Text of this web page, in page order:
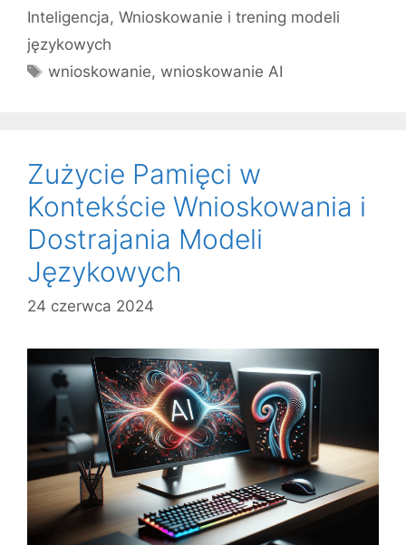
Inteligencja, Wnioskowanie i trening modeli
językowych
Tagi
wnioskowanie,wnioskowanie AI
Zużycie Pamięci w
Kontekście Wnioskowania i
Dostrajania Modeli
Językowych
24 czerwca 2024